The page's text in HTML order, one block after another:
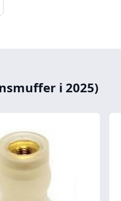
i 2025)